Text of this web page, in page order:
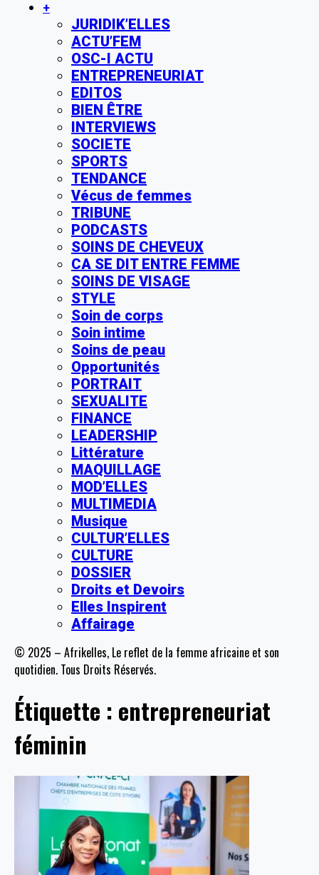
+
JURIDIK’ELLES
ACTU’FEM
OSC-I ACTU
ENTREPRENEURIAT
EDITOS
BIEN ÊTRE
INTERVIEWS
SOCIETE
SPORTS
TENDANCE
Vécus de femmes
TRIBUNE
PODCASTS
SOINS DE CHEVEUX
CA SE DIT ENTRE FEMME
SOINS DE VISAGE
STYLE
Soin de corps
Soin intime
Soins de peau
Opportunités
PORTRAIT
SEXUALITE
FINANCE
LEADERSHIP
Littérature
MAQUILLAGE
MOD’ELLES
MULTIMEDIA
Musique
CULTUR’ELLES
CULTURE
DOSSIER
Droits et Devoirs
Elles Inspirent
Affairage
© 2025 – Afrikelles, Le reflet de la femme africaine et son
quotidien. Tous Droits Réservés.
Étiquette : entrepreneuriat
féminin